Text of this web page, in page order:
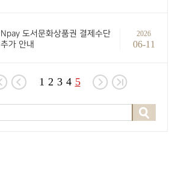
Npay 도서문화상품권 결제수단
추가 안내
2026
06-11
1 2 3 4 5